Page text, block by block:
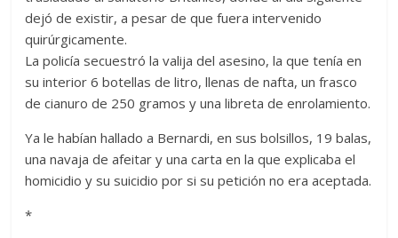
dejó de existir, a pesar de que fuera intervenido
quirúrgicamente.
La policía secuestró la valija del asesino, la que tenía en
su interior 6 botellas de litro, llenas de nafta, un frasco
de cianuro de 250 gramos y una libreta de enrolamiento.
Ya le habían hallado a Bernardi, en sus bolsillos, 19 balas,
una navaja de afeitar y una carta en la que explicaba el
homicidio y su suicidio por si su petición no era aceptada.
*